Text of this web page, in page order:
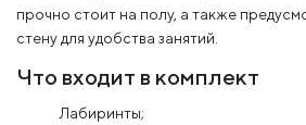
прочно стоит на полу, а также
стену для удобства занятий.
Что входит в комплект
Лабиринты;